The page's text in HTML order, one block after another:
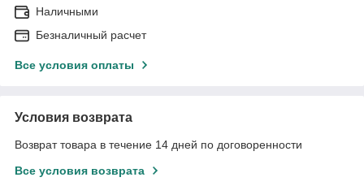
Наличными
Безналичный расчет
Все условия оплаты
Условия возврата
Возврат товара в течение 14 дней по договоренности
Все условия возврата